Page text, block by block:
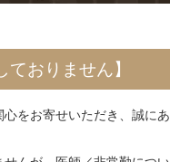
ておりません】
をお寄せいただき、誠に